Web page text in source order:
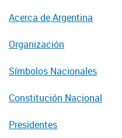
Acerca de Argentina
Organización
Símbolos Nacionales
Constitución Nacional
Presidentes